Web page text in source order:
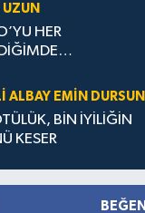
UZUN
HER
ALBAY EMIN DURSUN
BİN İYİLİĞİN
KESER
BEĞEN